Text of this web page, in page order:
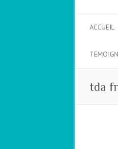
ACCUEIL
tda